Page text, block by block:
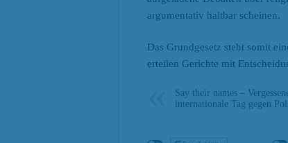
argumentativ haltbar scheinen.
Das Grundgesetz steht somit
erteilen Gerichte mit
Say their names –
internationale Tag gegen